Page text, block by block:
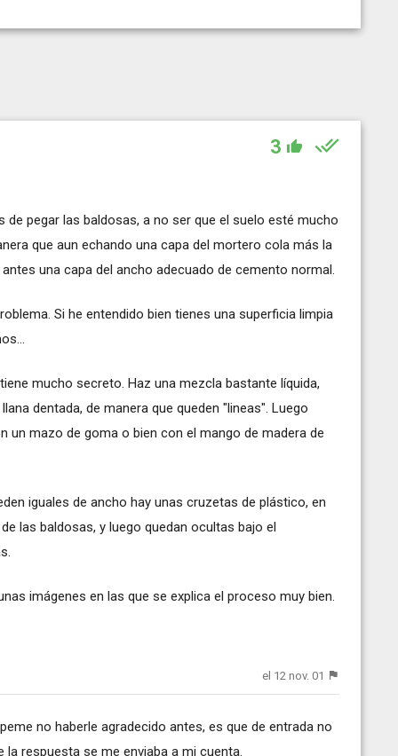
3
de pegar las baldosas, a no ser que el suelo esté mucho
que aun echando una capa del mortero cola más la
una capa del ancho adecuado de cemento normal.
Si he entendido bien tienes una superficia limpia
mucho secreto. Haz una mezcla bastante líquida,
dentada, de manera que queden "lineas". Luego
un mazo de goma o bien con el mango de madera de
iguales de ancho hay unas cruzetas de plástico, en
las baldosas, y luego quedan ocultas bajo el
imágenes en las que se explica el proceso muy bien.
el 12 nov. 01
no haberle agradecido antes, es que de entrada no
respuesta se me enviaba a mi cuenta.